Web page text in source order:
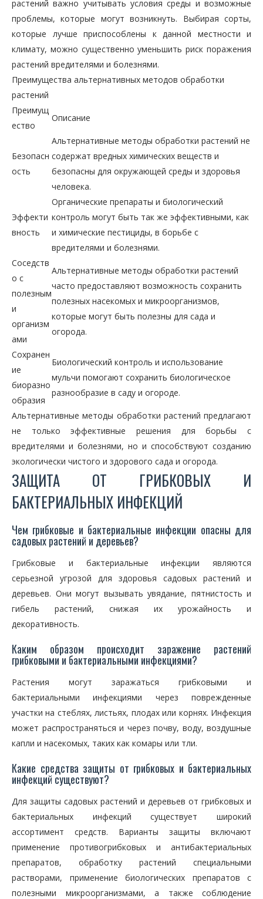
растений важно учитывать условия среды и возможные
проблемы, которые могут возникнуть. Выбирая сорты,
которые лучше приспособлены к данной местности и
климату, можно существенно уменьшить риск поражения
растений вредителями и болезнями.
Преимущества альтернативных методов обработки
растений
Преимущ
ество
Описание
Безопасн
ость
Альтернативные методы обработки растений не
содержат вредных химических веществ и
безопасны для окружающей среды и здоровья
человека.
Эффекти
вность
Органические препараты и биологический
контроль могут быть так же эффективными, как
и химические пестициды, в борьбе с
вредителями и болезнями.
Соседств
о с
полезным
и
организм
ами
Альтернативные методы обработки растений
часто предоставляют возможность сохранить
полезных насекомых и микроорганизмов,
которые могут быть полезны для сада и
огорода.
Сохранен
ие
биоразно
образия
Биологический контроль и использование
мульчи помогают сохранить биологическое
разнообразие в саду и огороде.
Альтернативные методы обработки растений предлагают
не только эффективные решения для борьбы с
вредителями и болезнями, но и способствуют созданию
экологически чистого и здорового сада и огорода.
ЗАЩИТА ОТ ГРИБКОВЫХ И
БАКТЕРИАЛЬНЫХ ИНФЕКЦИЙ
Чем грибковые и бактериальные инфекции опасны для
садовых растений и деревьев?
Грибковые и бактериальные инфекции являются
серьезной угрозой для здоровья садовых растений и
деревьев. Они могут вызывать увядание, пятнистость и
гибель растений, снижая их урожайность и
декоративность.
Каким образом происходит заражение растений
грибковыми и бактериальными инфекциями?
Растения могут заражаться грибковыми и
бактериальными инфекциями через поврежденные
участки на стеблях, листьях, плодах или корнях. Инфекция
может распространяться и через почву, воду, воздушные
капли и насекомых, таких как комары или тли.
Какие средства защиты от грибковых и бактериальных
инфекций существуют?
Для защиты садовых растений и деревьев от грибковых и
бактериальных инфекций существует широкий
ассортимент средств. Варианты защиты включают
применение противогрибковых и антибактериальных
препаратов, обработку растений специальными
растворами, применение биологических препаратов с
полезными микроорганизмами, а также соблюдение